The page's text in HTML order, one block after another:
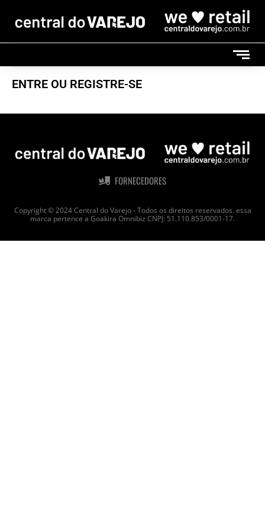
ENTRE OU REGISTRE-SE
FORNECEDORES
Copyright © 2024 Central do Varejo - Todos os direitos reservados. essa
marca pertence a Goakira Omnibiz CNPJ: 51.110.853/0001-17.